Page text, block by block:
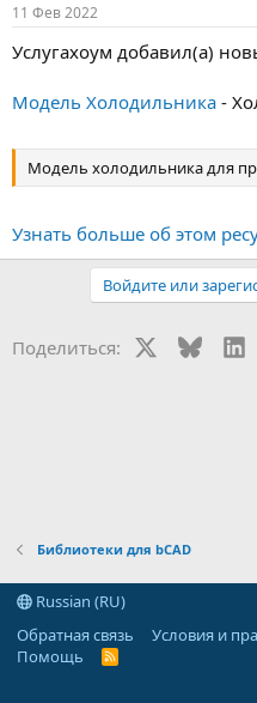
11 Фев 2022
Услугахоум добавил(а)
Модель Холодильника -
Модель холодильника для
Узнать больше об этом
Войдите или
Поделиться: Bluesky
Библиотеки для bCAD
Russian (RU)
Обратная связь
Условия и
Помощь
R